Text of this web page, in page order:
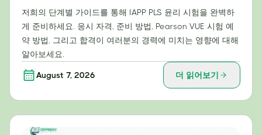
저희의 단계별 가이드를 통해 IAPP PLS 윤리 시험을 완벽하
게 준비하세요. 응시 자격, 준비 방법, Pearson VUE 시험 예
약 방법, 그리고 합격이 여러분의 경력에 미치는 영향에 대해
알아보세요.
August 7, 2026 더 읽어보기